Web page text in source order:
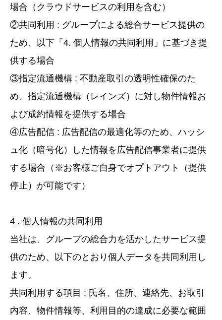
場合（クラウドサービスの利用を含む）
②共同利用 : グループによる総合サービス提供の
ため、以下「4. 個人情報の共同利用」に基づき提
供する場合
③指定流通機構 : 不動産取引の透明性確保のた
め、指定流通機構（レインズ）に対し物件情報お
よび成約情報を提供する場合
④広告配信 : 広告配信の最適化等のため、ハッシ
ュ化（暗号化）した情報を広告配信事業者に提供
する場合（※お客様ご自身でオプトアウト（提供
停止）が可能です）
4 . 個人情報の共同利用
当社は、グループの総合力を活かしたサービス提
供のため、以下のとおり個人データを共同利用し
ます。
共同利用する項目 : 氏名、住所、連絡先、お取引
内容、物件情報等、利用目的の達成に必要な範囲